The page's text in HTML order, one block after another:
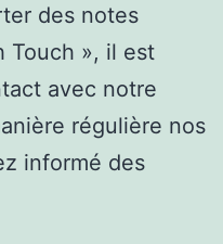
des notes
Touch », il est
avec notre
régulière nos
informé des